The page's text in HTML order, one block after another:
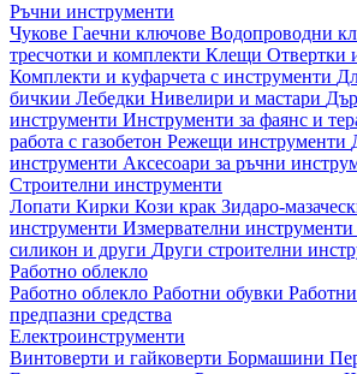
Ръчни инструменти
Чукове Гаечни ключове Водопроводни
тресчотки и комплекти Клещи Отвертки
Комплекти и куфарчета с инструменти
бичкии Лебедки Нивелири и мастари
инструменти Инструменти за фаянс и
работа с газобетон Режещи инструменти
инструменти Аксесоари за ръчни
Строителни инструменти
Лопати Кирки Кози крак Зидаро-
инструменти Измервателни инструменти
силикон и други Други строителни
Работно облекло
Работно облекло Работни обувки
предпазни средства
Електроинструменти
Винтоверти и гайковерти Бормашини